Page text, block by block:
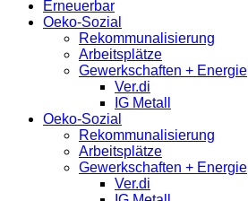
Erneuerbar
Oeko-Sozial
Rekommunalisierung
Arbeitsplätze
Gewerkschaften + Energie
Ver.di
IG Metall
Oeko-Sozial
Rekommunalisierung
Arbeitsplätze
Gewerkschaften + Energie
Ver.di